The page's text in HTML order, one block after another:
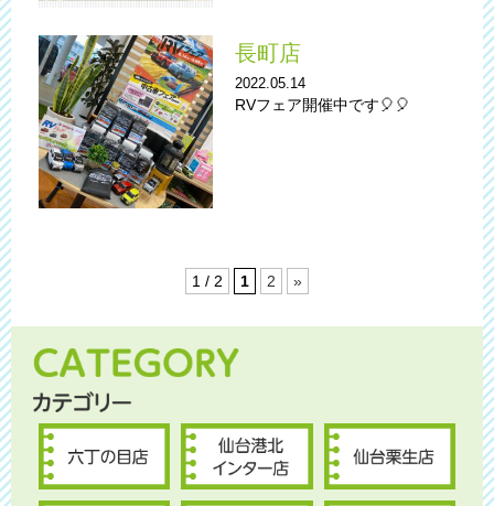
長町店
2022.05.14
RVフェア開催中です🎈🎈
1 / 2 1 2 »